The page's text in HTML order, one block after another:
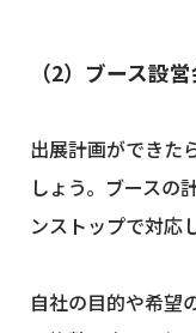
（2）ブース設
出展計画ができた
しょう。ブースの
ンストップで対応
自社の目的や希望